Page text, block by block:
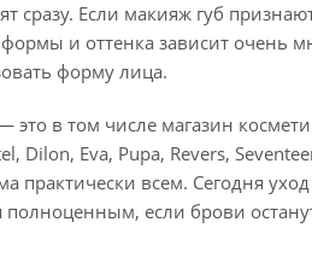
сразу. Если макияж губ
и оттенка зависит очень
форму лица.
в том числе магазин
Dilon, Eva, Pupa, Revers,
практически всем. Сегодня
полноценным, если брови